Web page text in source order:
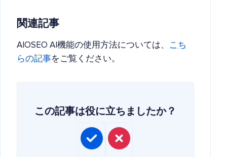
関連記事
AIOSEO AI機能の使用方法については、
こち
らの記事をご覧ください。
この記事は役に立ちましたか？